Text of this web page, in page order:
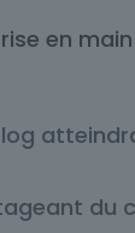
en
du